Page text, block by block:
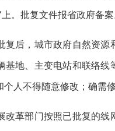
。批复文件报省政府备
，城市政府自然资源
基地、主变电站和联络
人不得随意修改；确需
部门按照已批复的线